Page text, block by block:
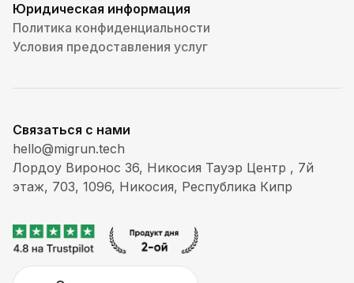
Юридическая информация
Политика конфиденциальности
Условия предоставления услуг
Связаться с нами
hello@migrun.tech
Лордоу Виронос 36, Никосия Тауэр Центр , 7й
этаж, 703, 1096, Никосия, Республика Кипр